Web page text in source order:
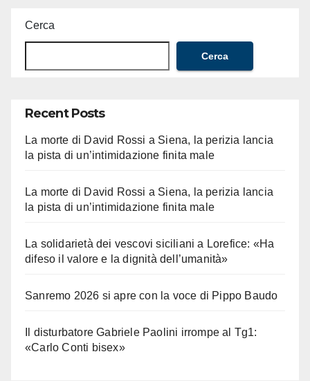
Cerca
Cerca
Recent Posts
La morte di David Rossi a Siena, la perizia lancia
la pista di un’intimidazione finita male
La morte di David Rossi a Siena, la perizia lancia
la pista di un’intimidazione finita male
La solidarietà dei vescovi siciliani a Lorefice: «Ha
difeso il valore e la dignità dell’umanità»
Sanremo 2026 si apre con la voce di Pippo Baudo
Il disturbatore Gabriele Paolini irrompe al Tg1:
«Carlo Conti bisex»